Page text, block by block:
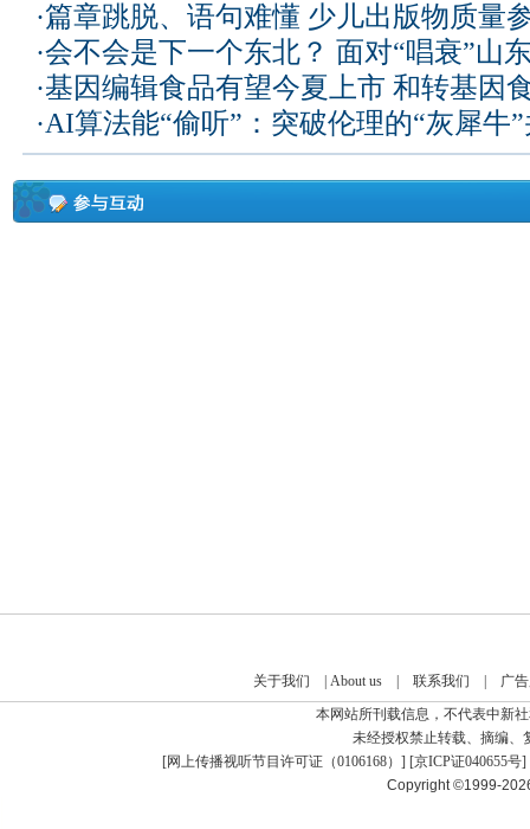
·篇章跳脱、语句难懂 少儿出版物质量
·会不会是下一个东北？ 面对“唱衰”山
·基因编辑食品有望今夏上市 和转基因
·AI算法能“偷听”：突破伦理的“灰犀牛
关于我们 About us| 联系我们
广
本网站所刊载信息，不代表中新
未经授权禁止转载、摘编、
[网上传播视听节目许可证（0106168） ] [京ICP证040655号]
Copyright ©1999-